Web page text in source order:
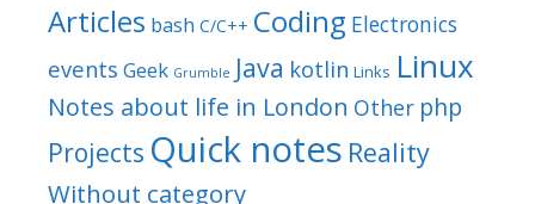
Articles bash C/C++ Coding Electronics
events Geek Grumble Java kotlin Links Linux
Notes about life in London Other php
Projects Quick notes Reality
Without category